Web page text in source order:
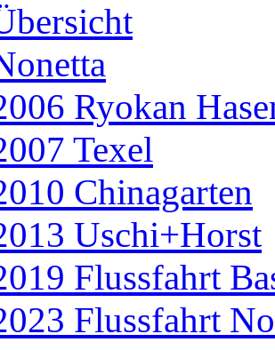
Ryokan
Texel
Chinagarten
Uschi+Horst
Flussfahrt
Flussfahrt